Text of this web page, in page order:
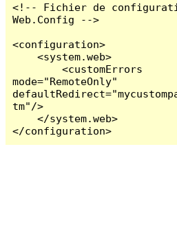
<!-- Fichier de
Web.Config -->
<configuration>
    <system.web>
        <customErrors
mode="RemoteOnly"
tm"/>
    </system.web>
</configuration>